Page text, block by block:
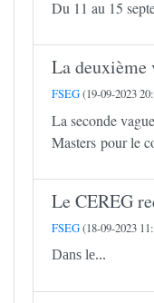
Du 11 au 15
La deuxième
FSEG(19-09-2023
La seconde
Masters pour le
Le CEREG
FSEG(18-09-2023
Dans le...